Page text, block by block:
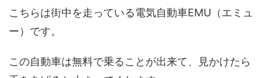
こちらは街中を走っている電気自動車EMU（エミュ
ー）です。
この自動車は無料で乗ることが出来て、見かけたら